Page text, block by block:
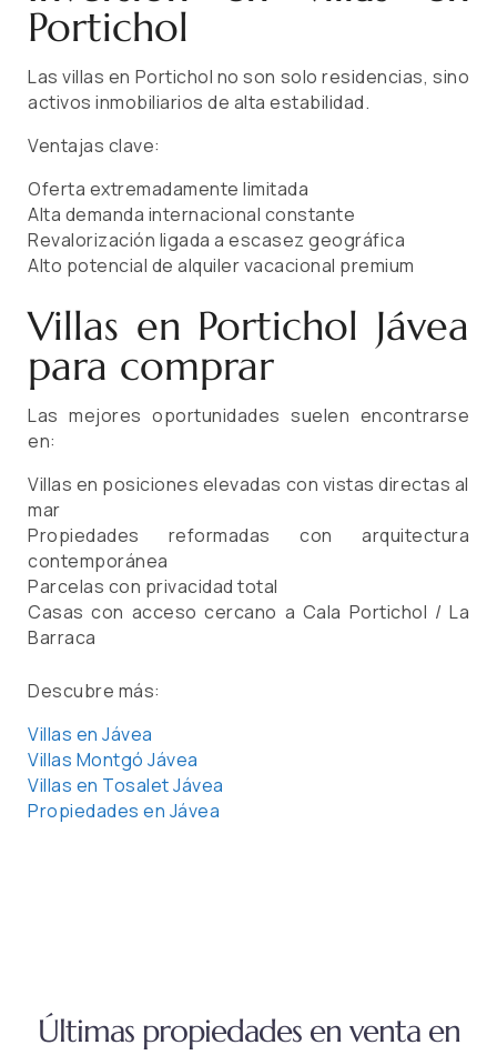
Portichol
Las villas en Portichol no son solo residencias, sino
activos inmobiliarios de alta estabilidad.
Ventajas clave:
Oferta extremadamente limitada
Alta demanda internacional constante
Revalorización ligada a escasez geográfica
Alto potencial de alquiler vacacional premium
Villas en Portichol Jávea
para comprar
Las mejores oportunidades suelen encontrarse
en:
Villas en posiciones elevadas con vistas directas al
mar
Propiedades reformadas con arquitectura
contemporánea
Parcelas con privacidad total
Casas con acceso cercano a Cala Portichol / La
Barraca
Descubre más:
Villas en Jávea
Villas Montgó Jávea
Villas en Tosalet Jávea
Propiedades en Jávea
Últimas propiedades en venta en